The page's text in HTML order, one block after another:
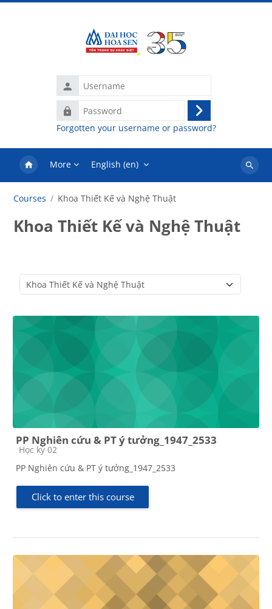
Username
Password
Log
in
Forgotten your username or password?
More English ‎(en)‎
Search
Courses Khoa Thiết Kế và Nghệ Thuật
Khoa Thiết Kế và Nghệ Thuật
Course categories
PP Nghiên cứu & PT ý tưởng_1947_2533
Course category
Học kỳ 02
PP Nghiên cứu & PT ý tưởng_1947_2533
Click to enter this course